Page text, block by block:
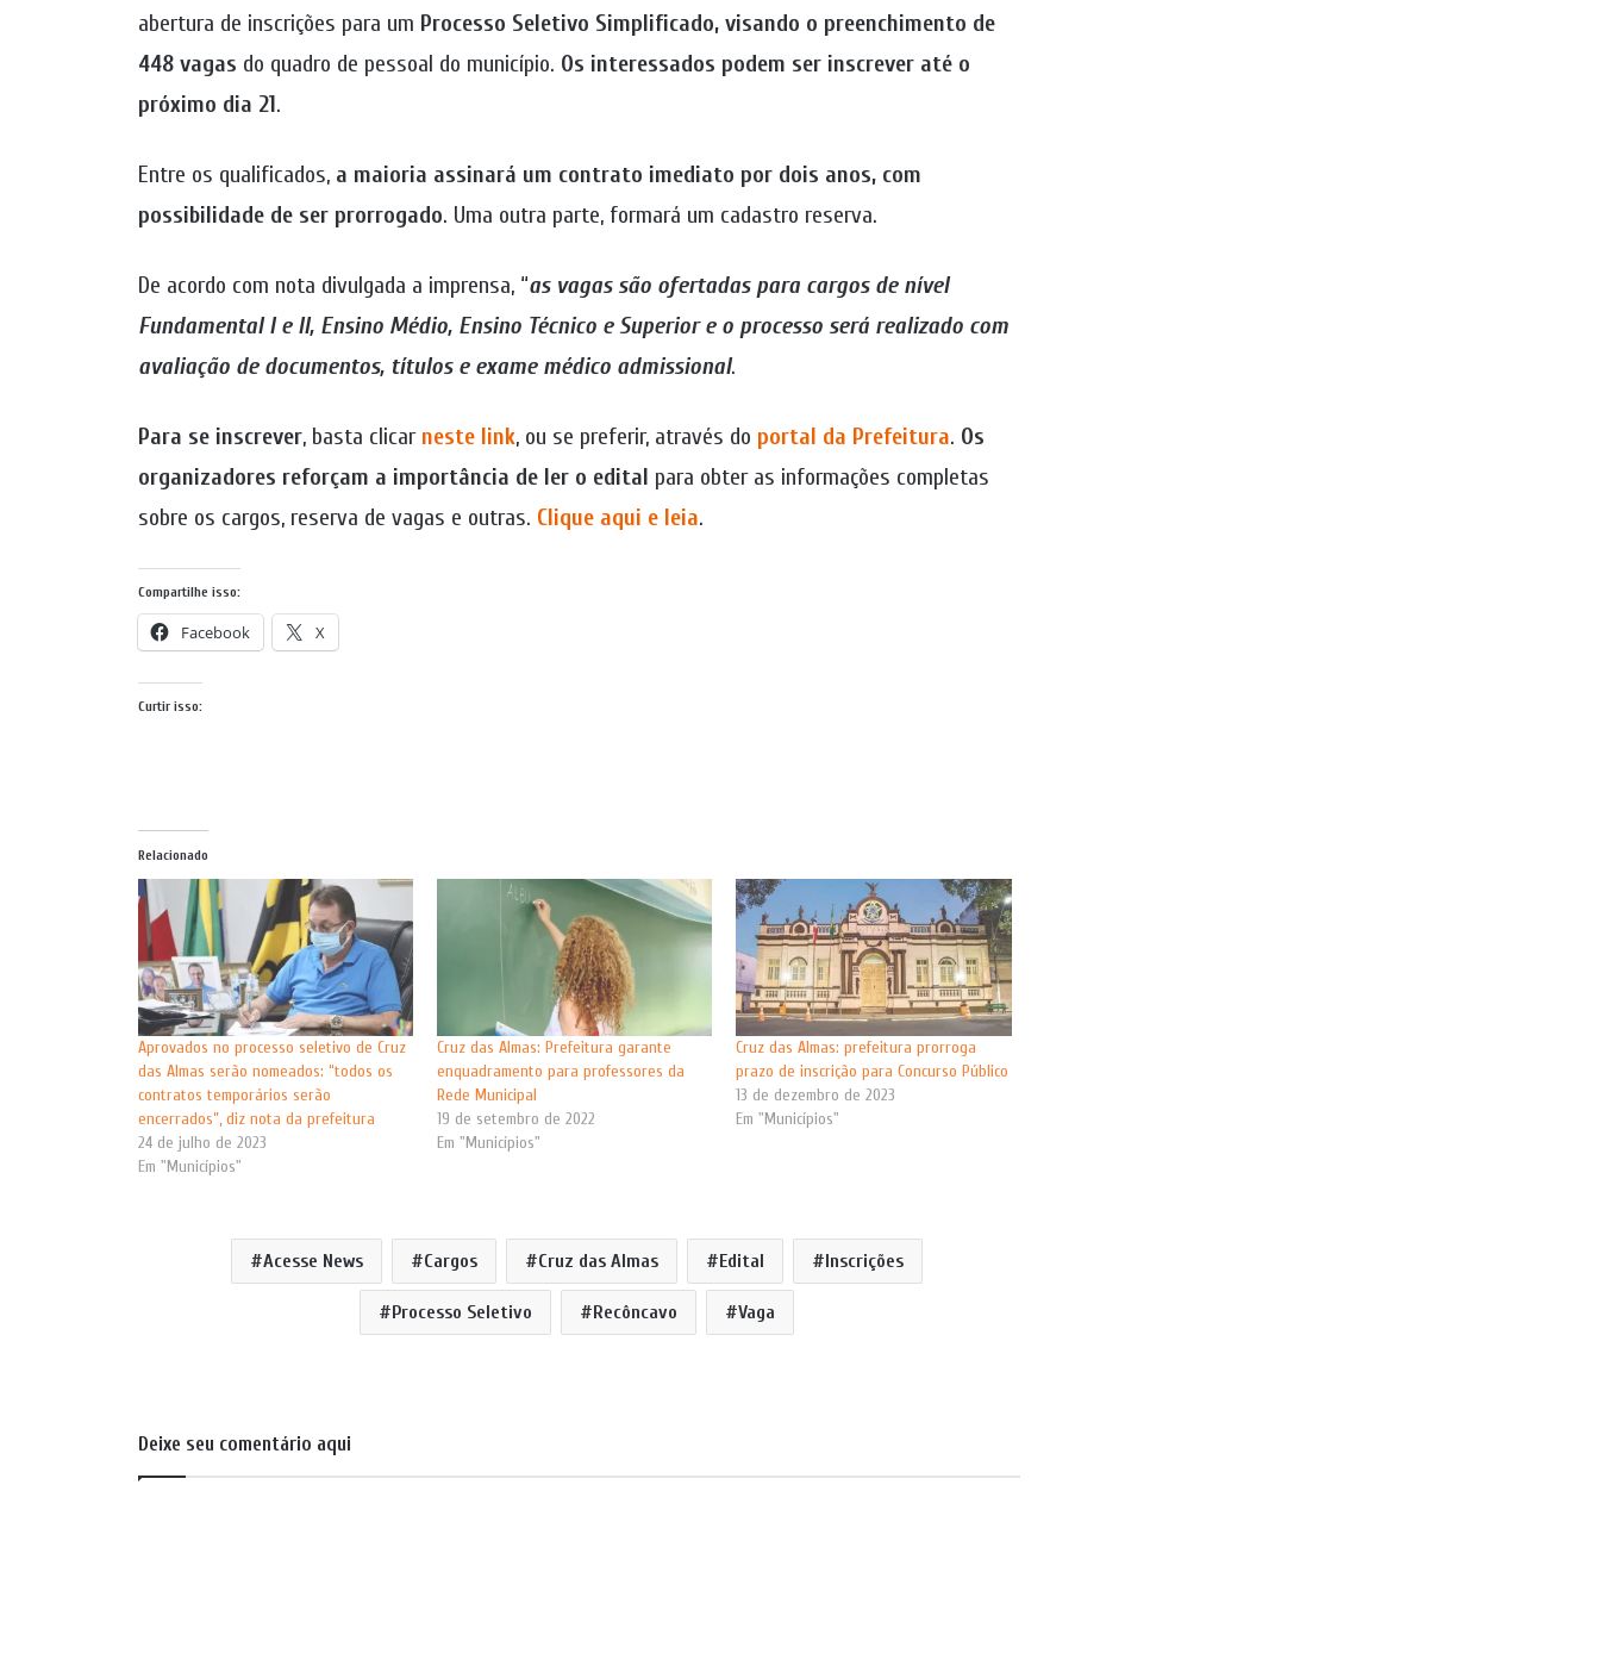
abertura de inscrições para um Processo Seletivo Simplificado, visando o preenchimento de
448 vagas do quadro de pessoal do município. Os interessados podem ser inscrever até o
próximo dia 21.
Entre os qualificados, a maioria assinará um contrato imediato por dois anos, com
possibilidade de ser prorrogado. Uma outra parte, formará um cadastro reserva.
De acordo com nota divulgada a imprensa, “as vagas são ofertadas para cargos de nível
Fundamental I e II, Ensino Médio, Ensino Técnico e Superior e o processo será realizado com
avaliação de documentos, títulos e exame médico admissional.
Para se inscrever, basta clicar neste link, ou se preferir, através do portal da Prefeitura. Os
organizadores reforçam a importância de ler o edital para obter as informações completas
sobre os cargos, reserva de vagas e outras. Clique aqui e leia.
Compartilhe isso:
Facebook X
Curtir isso:
Relacionado
Aprovados no processo seletivo de Cruz
das Almas serão nomeados: “todos os
contratos temporários serão
encerrados”, diz nota da prefeitura
24 de julho de 2023
Em "Municípios"
Cruz das Almas: Prefeitura garante
enquadramento para professores da
Rede Municipal
19 de setembro de 2022
Em "Municípios"
Cruz das Almas: prefeitura prorroga
prazo de inscrição para Concurso Público
13 de dezembro de 2023
Em "Municípios"
Acesse News Cargos Cruz das Almas Edital Inscrições
Processo Seletivo Recôncavo Vaga
Deixe seu comentário aqui